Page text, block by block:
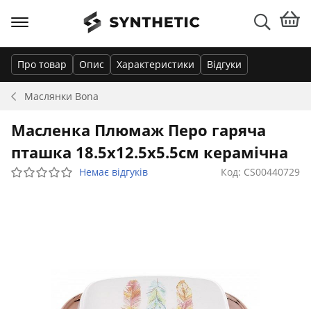
Маслянки Bona
Про товар Опис Характеристики Відгуки
Масленка Плюмаж Перо гаряча
пташка 18.5х12.5х5.5см керамічна
Немає відгуків Код: CS00440729